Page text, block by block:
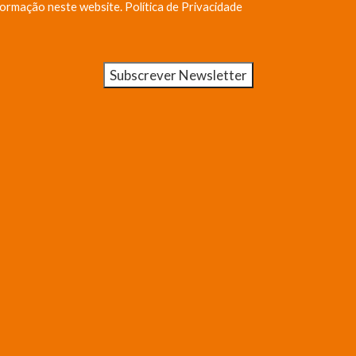
neste website. Política de Privacidade